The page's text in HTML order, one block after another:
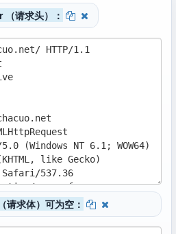
请求头）：
求体）可为空：